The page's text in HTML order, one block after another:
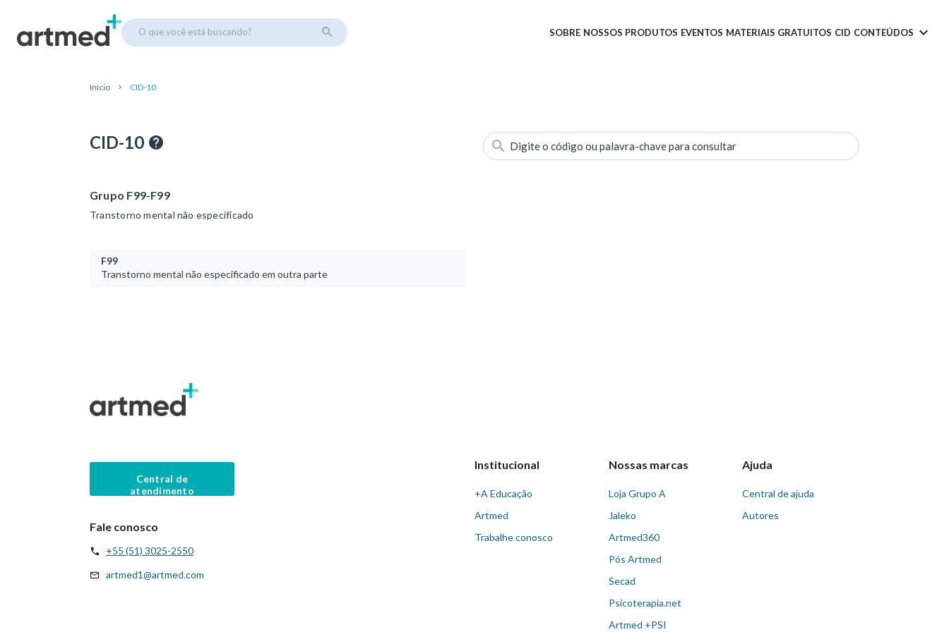
O que você está buscando? SOBRE NOSSOS PRODUTOS EVENTOS MATERIAIS GRATUITOS CID CONTEÚDOS
Início CID-10
CID-10 Digite o código ou palavra-chave para consultar
Grupo F99-F99
Transtorno mental não especificado
F99
Transtorno mental não especificado em outra parte
Central de
atendimento
Fale conosco
+55 (51) 3025-2550
artmed1@artmed.com
Institucional
+A Educação
Artmed
Trabalhe conosco
Nossas marcas
Loja Grupo A
Jaleko
Artmed360
Pós Artmed
Secad
Psicoterapia.net
Artmed +PSI
Ajuda
Central de ajuda
Autores